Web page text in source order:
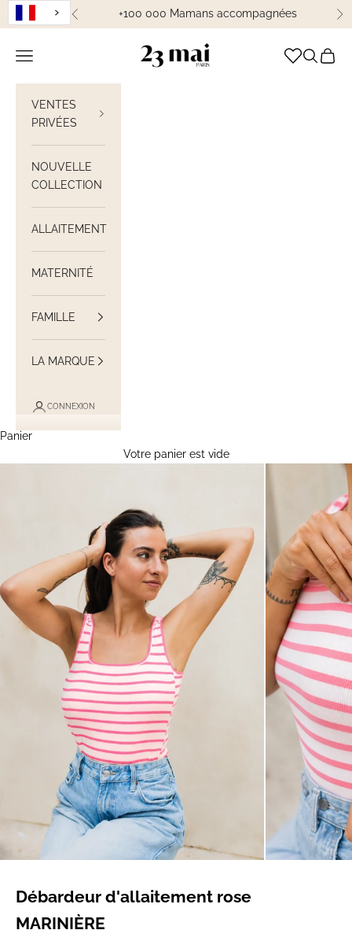
Passer au contenu
Précédent+100 000 Mamans accompagnées
23 Mai Paris
Ouvrir la navigation Ouvrir la
Voir
VENTES
PRIVÉES
NOUVELLE
COLLECTION
ALLAITEMENT
MATERNITÉ
FAMILLE
LA MARQUE
CONNEXION
Panier
Votre panier est vide
Débardeur d'allaitement rose
MARINIÈRE